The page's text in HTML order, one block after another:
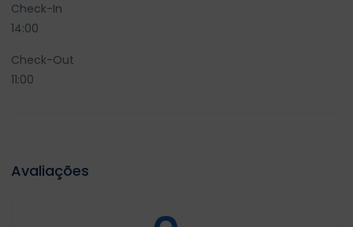
Check-In
14:00
Check-Out
11:00
Avaliações